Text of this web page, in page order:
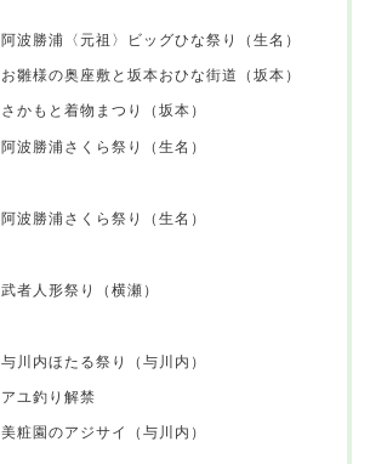
阿波勝浦〈元祖〉ビッグひな祭り（生名）
お雛様の奥座敷と坂本おひな街道（坂本）
さかもと着物まつり（坂本）
阿波勝浦さくら祭り（生名）
阿波勝浦さくら祭り（生名）
武者人形祭り（横瀬）
与川内ほたる祭り（与川内）
アユ釣り解禁
美粧園のアジサイ（与川内）